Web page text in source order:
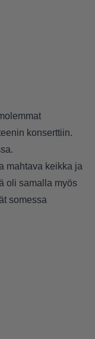
konserttiin.
mahtava keikka ja
oli samalla myös
somessa